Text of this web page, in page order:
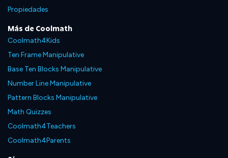
Propiedades
Más de Coolmath
Coolmath4Kids
Ten Frame Manipulative
Base Ten Blocks Manipulative
Number Line Manipulative
Pattern Blocks Manipulative
Math Quizzes
Coolmath4Teachers
Coolmath4Parents